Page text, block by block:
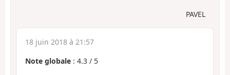
PAVEL
18 juin 2018 à 21:57
Note globale : 4.3 / 5